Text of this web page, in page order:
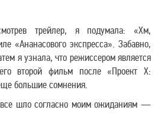
трейлер, я подумала: «Хм,
«Ананасового экспресса». Забавно,
я узнала, что режиссером является
второй фильм после «Проект Х:
большие сомнения.
шло согласно моим ожиданиям —